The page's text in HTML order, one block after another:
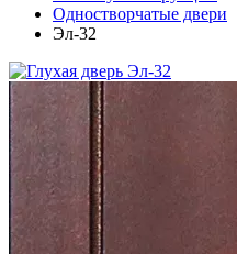
Одностворчатые двери
Эл-32